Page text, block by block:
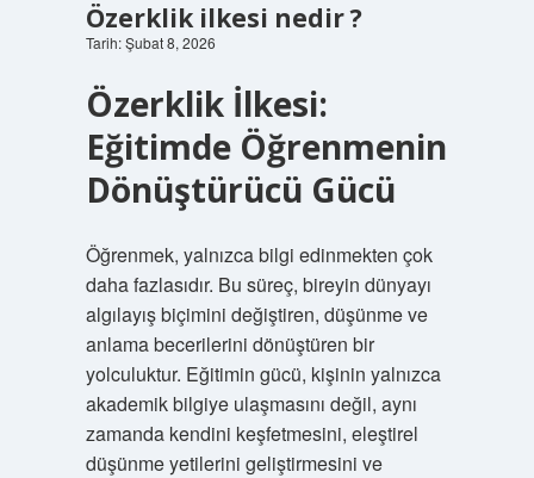
Özerklik ilkesi nedir ?
Tarih: Şubat 8, 2026
Özerklik İlkesi:
Eğitimde Öğrenmenin
Dönüştürücü Gücü
Öğrenmek, yalnızca bilgi edinmekten çok
daha fazlasıdır. Bu süreç, bireyin dünyayı
algılayış biçimini değiştiren, düşünme ve
anlama becerilerini dönüştüren bir
yolculuktur. Eğitimin gücü, kişinin yalnızca
akademik bilgiye ulaşmasını değil, aynı
zamanda kendini keşfetmesini, eleştirel
düşünme yetilerini geliştirmesini ve